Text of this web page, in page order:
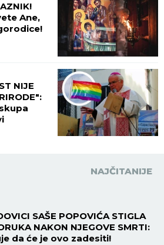
Ane,
NIJE
NAJČITANIJE
SAŠE POPOVIĆA STIGLA
NAKON NJEGOVE SMRTI:
da će je ovo zadesiti!